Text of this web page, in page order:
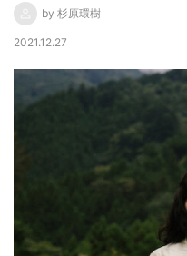
by 杉原環樹
2021.12.27